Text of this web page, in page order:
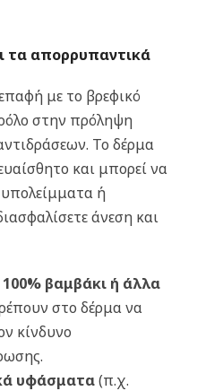
τα απορρυπαντικά
με το βρεφικό
στην πρόληψη
Το δέρμα
και μπορεί να
υπολείμματα ή
άνεση και
βαμβάκι ή άλλα
στο δέρμα να
κίνδυνο
υφάσματα(π.χ.